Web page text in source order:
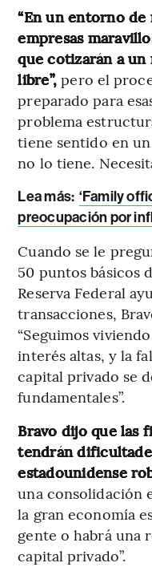
“En un entorno
empresas
que cotizarán a
libre”,pero el
preparado para
problema
tiene sentido en
no lo tiene.
Lea más: ‘Family
preocupación por
Cuando se le
50 puntos básicos
Reserva Federal
transacciones,
“Seguimos
interés altas, y la
capital privado se
fundamentales”.
Bravo dijo que las
tendrán
estadounidense
una consolidación
la gran economía
gente o habrá una
capital privado”.